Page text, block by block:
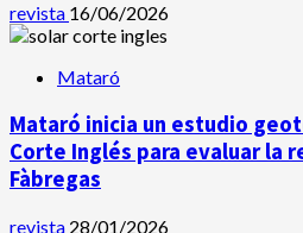
revista 16/06/2026
Mataró
Mataró inicia un estudio
Corte Inglés para evaluar la
Fàbregas
revista 28/01/2026